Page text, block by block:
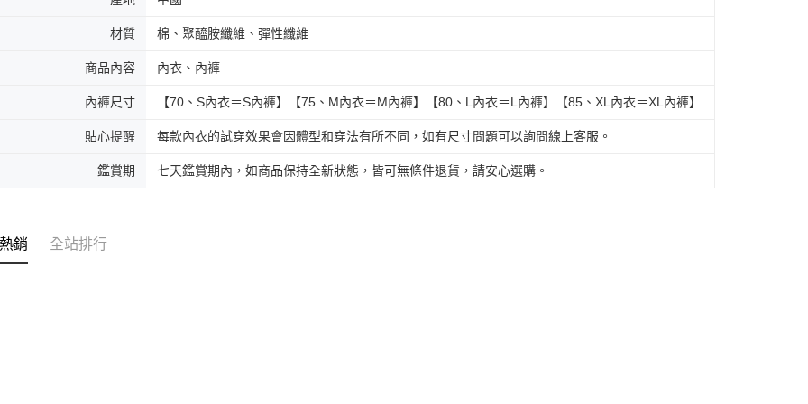
材質 棉、聚醯胺纖維、彈性纖維
商品內容 內衣、內褲
內褲尺寸 【70、S內衣＝S內褲】【75、M內衣＝M內褲】【80、L內衣＝L內褲】【85、XL內衣＝XL內褲】
貼心提醒 每款內衣的試穿效果會因體型和穿法有所不同，如有尺寸問題可以詢問線上客服。
鑑賞期 七天鑑賞期內，如商品保持全新狀態，皆可無條件退貨，請安心選購。
銷 全站排行